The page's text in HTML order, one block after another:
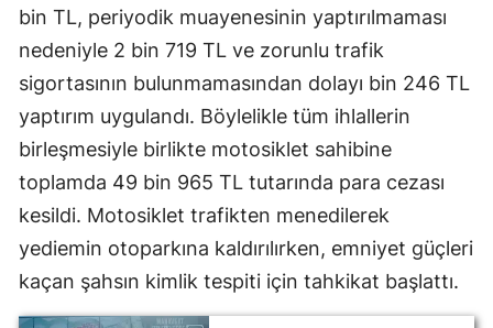
bin TL, periyodik muayenesinin yaptırılmaması
nedeniyle 2 bin 719 TL ve zorunlu trafik
sigortasının bulunmamasından dolayı bin 246 TL
yaptırım uygulandı. Böylelikle tüm ihlallerin
birleşmesiyle birlikte motosiklet sahibine
toplamda 49 bin 965 TL tutarında para cezası
kesildi. Motosiklet trafikten menedilerek
yediemin otoparkına kaldırılırken, emniyet güçleri
kaçan şahsın kimlik tespiti için tahkikat başlattı.